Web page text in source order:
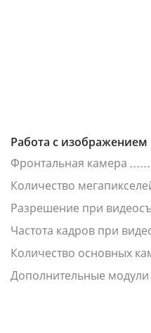
Работа с изображением
Фронтальная камера
Количество
Разрешение при
Частота кадров при
Количество основных
Дополнительные